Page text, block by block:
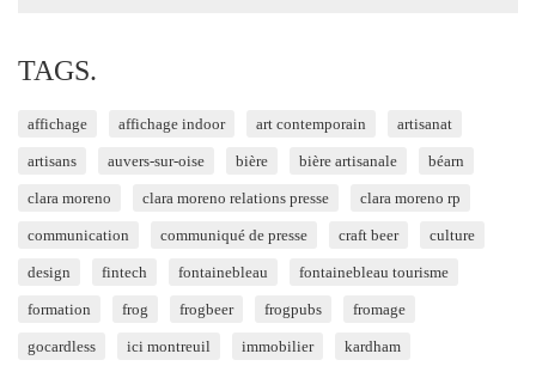
TAGS.
affichage affichage indoor art contemporain artisanat
artisans auvers-sur-oise bière bière artisanale béarn
clara moreno clara moreno relations presse clara moreno rp
communication communiqué de presse craft beer culture
design fintech fontainebleau fontainebleau tourisme
formation frog frogbeer frogpubs fromage
gocardless ici montreuil immobilier kardham